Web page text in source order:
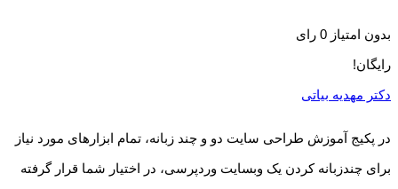
بدون امتیاز 0 رای
رایگان!
دکتر مهدیه بیاتی
در پکیج آموزش طراحی سایت دو و چند زبانه، تمام ابزارهای مورد نیاز
برای چندزبانه کردن یک وبسایت وردپرسی، در اختیار شما قرار گرفته